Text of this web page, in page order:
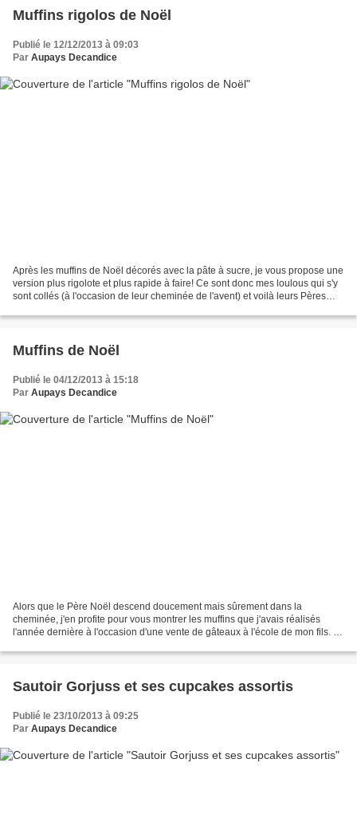
Muffins rigolos de Noël
Publié le 12/12/2013 à 09:03
Par Aupays Decandice
Après les muffins de Noël décorés avec la pâte à sucre, je vous propose une
version plus rigolote et plus rapide à faire! Ce sont donc mes loulous qui s'y
sont collés (à l'occasion de leur cheminée de l'avent) et voilà leurs Pères
Muffins de Noël
Publié le 04/12/2013 à 15:18
Par Aupays Decandice
Alors que le Père Noël descend doucement mais sûrement dans la
cheminée, j'en profite pour vous montrer les muffins que j'avais réalisés
l'année dernière à l'occasion d'une vente de gâteaux à l'école de mon fils. Il
Sautoir Gorjuss et ses cupcakes assortis
Publié le 23/10/2013 à 09:25
Par Aupays Decandice